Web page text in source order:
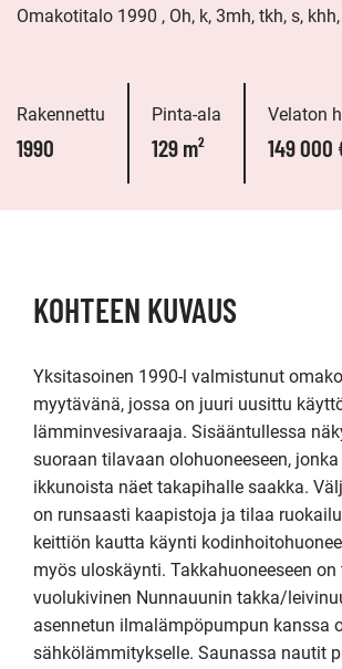
Omakotitalo 1990 , Oh, k, 3mh, tkh, s,
Rakennettu
1990
Pinta-ala
129 m²
Velaton
149 000
KOHTEEN KUVAUS
Yksitasoinen 1990-l valmistunut
myytävänä, jossa on juuri uusittu
lämminvesivaraaja. Sisääntullessa
suoraan tilavaan olohuoneeseen,
ikkunoista näet takapihalle saakka.
on runsaasti kaapistoja ja tilaa
keittiön kautta käynti
myös uloskäynti. Takkahuoneeseen on
vuolukivinen Nunnauunin takka/
asennetun ilmalämpöpumpun kanssa
sähkölämmitykselle. Saunassa nautit